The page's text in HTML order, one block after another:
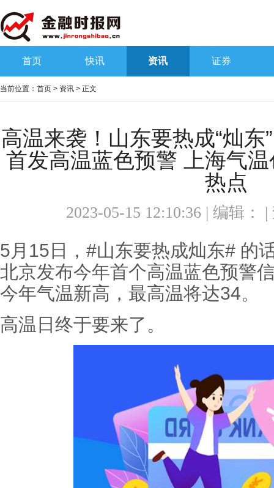
首页 快讯 资讯 证券
当前位置： 首页 > 资讯 > 正文
高温来袭！山东要热成“灿东
首发高温蓝色预警 上海气
热点
2023-05-15 12:10:36 | 编辑：
5月15日，#山东要热成灿东# 的
北京发布今年首个高温蓝色预警
今年气温新高，最高温将达34。
高温日终于要来了。